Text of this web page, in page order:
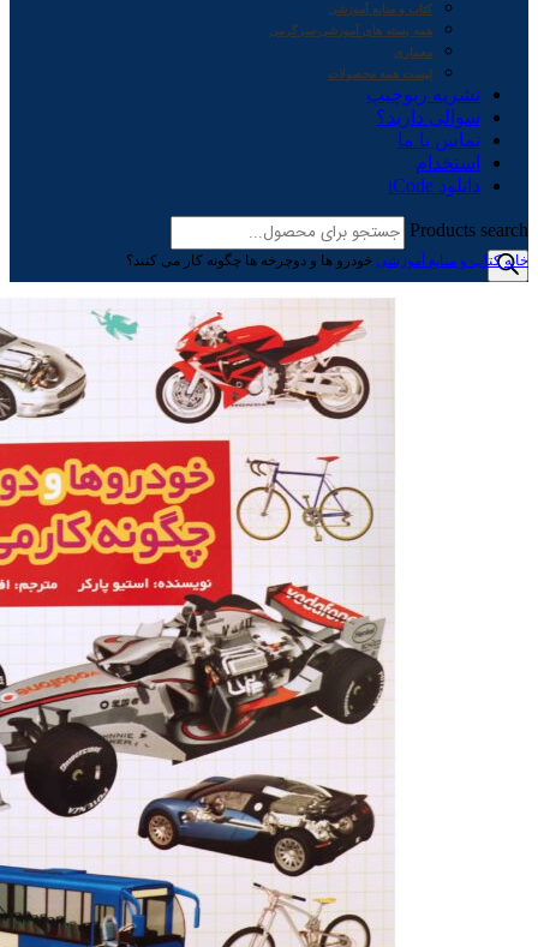
کتاب و منابع آموزشی
همه بسته های آموزشی-سرگرمی
معماری
لیست همه محصولات
نشریه ربوچیپ
سوالی دارید؟
تماس با ما
استخدام
دانلود iCode
Products search
خانه کتاب و منابع آموزشی خودرو ها و دوچرخه ها چگونه کار می کنند؟